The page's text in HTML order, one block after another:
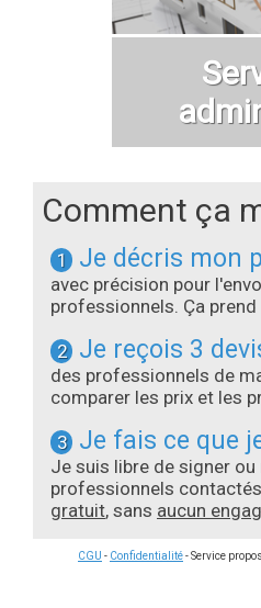
Comment ça
1 Je décris mon
avec précision pour
professionnels. Ça
2 Je reçois 3
des professionnels de
comparer les prix et les
3 Je fais ce que
Je suis libre de signer ou
professionnels
gratuit, sans aucun
CGU - Confidentialité- Service